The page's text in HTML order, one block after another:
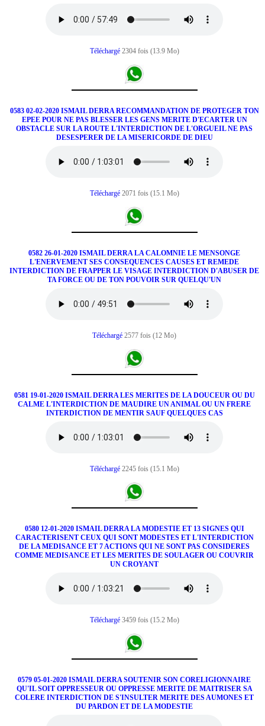
Téléchargé 2304 fois (13.9 Mo)
0583 02-02-2020 ISMAIL DERRA RECOMMANDATION DE PROTEGER TON
EPEE POUR NE PAS BLESSER LES GENS MERITE D'ECARTER UN
OBSTACLE SUR LA ROUTE L'INTERDICTION DE L'ORGUEIL NE PAS
DESESPERER DE LA MISERICORDE DE DIEU
Téléchargé 2071 fois (15.1 Mo)
0582 26-01-2020 ISMAIL DERRA LA CALOMNIE LE MENSONGE
L'ENERVEMENT SES CONSEQUENCES CAUSES ET REMEDE
INTERDICTION DE FRAPPER LE VISAGE INTERDICTION D'ABUSER DE
TA FORCE OU DE TON POUVOIR SUR QUELQU'UN
Téléchargé 2577 fois (12 Mo)
0581 19-01-2020 ISMAIL DERRA LES MERITES DE LA DOUCEUR OU DU
CALME L'INTERDICTION DE MAUDIRE UN ANIMAL OU UN FRERE
INTERDICTION DE MENTIR SAUF QUELQUES CAS
Téléchargé 2245 fois (15.1 Mo)
0580 12-01-2020 ISMAIL DERRA LA MODESTIE ET 13 SIGNES QUI
CARACTERISENT CEUX QUI SONT MODESTES ET L'INTERDICTION
DE LA MEDISANCE ET 7 ACTIONS QUI NE SONT PAS CONSIDERES
COMME MEDISANCE ET LES MERITES DE SOULAGER OU COUVRIR
UN CROYANT
Téléchargé 3459 fois (15.2 Mo)
0579 05-01-2020 ISMAIL DERRA SOUTENIR SON CORELIGIONNAIRE
QU'IL SOIT OPPRESSEUR OU OPPRESSE MERITE DE MAITRISER SA
COLERE INTERDICTION DE S'INSULTER MERITE DES AUMONES ET
DU PARDON ET DE LA MODESTIE